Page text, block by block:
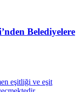
Belediyelere